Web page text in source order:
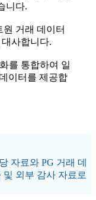
니다.
거래 데이터
사합니다.
를 통합하여 일
이터를 제공합
자료와 PG 거래 데
외부 감사 자료로